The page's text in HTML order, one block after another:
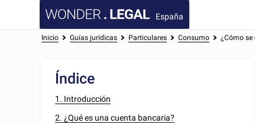
España
Inicio Guías jurídicas Particulares Consumo ¿Cómo
Índice
1. Introducción
2. ¿Qué es una cuenta bancaria?